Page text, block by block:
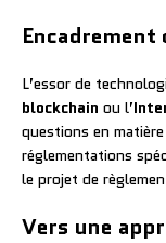
L’essor de
blockchain ou l’
questions en
réglementations
le projet de
Vers une